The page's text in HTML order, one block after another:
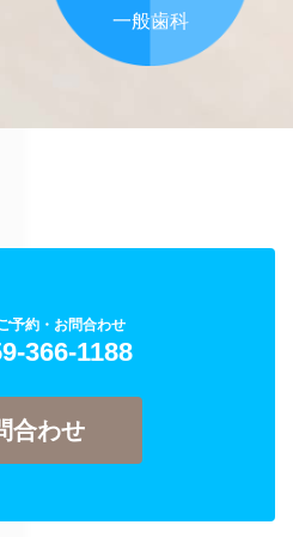
一般歯科
予約・お問合わせ
366-1188
合わせ